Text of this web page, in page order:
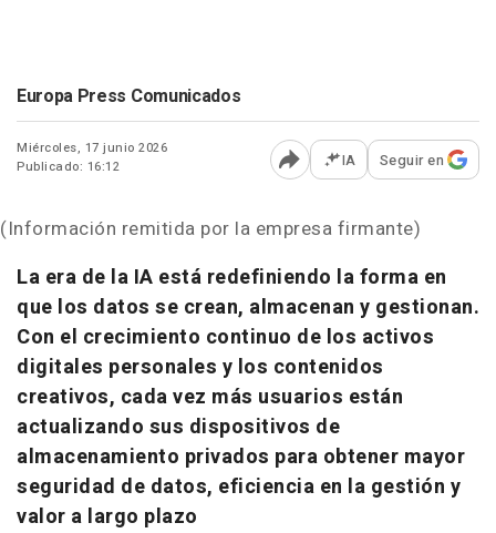
Europa Press Comunicados
Miércoles, 17 junio 2026
Publicado: 16:12
Abrir opciones para
IA Seguir en
(Información remitida por la empresa firmante)
La era de la IA está redefiniendo la forma en
que los datos se crean, almacenan y gestionan.
Con el crecimiento continuo de los activos
digitales personales y los contenidos
creativos, cada vez más usuarios están
actualizando sus dispositivos de
almacenamiento privados para obtener mayor
seguridad de datos, eficiencia en la gestión y
valor a largo plazo